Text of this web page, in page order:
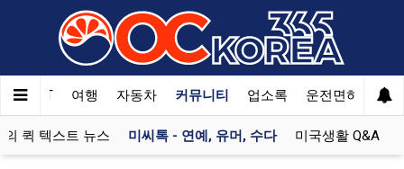
한국SAT 여행 자동차 커뮤니티 업소록 운전면허 문의
의 퀵 텍스트 뉴스 미씨톡 - 연예, 유머, 수다 미국생활 Q&A